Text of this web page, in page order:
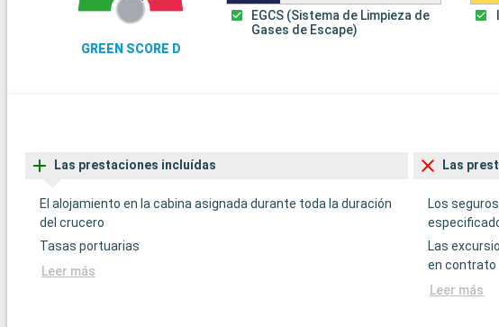
GREEN SCORE D
EGCS (Sistema de Limpieza de
Gases de Escape)
Las prestaciones incluídas
El alojamiento en la cabina asignada durante toda la duración
del crucero
Tasas portuarias
Leer más
Las
Los
Las
en contrato
Leer más